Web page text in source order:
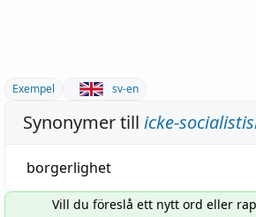
Exempel sv-en
Synonymer till icke-
borgerlighet
Vill du föreslå ett nytt ord eller